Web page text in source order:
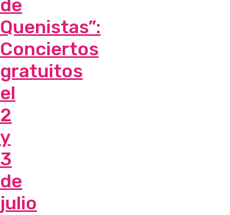
de
Quenistas”:
Conciertos
gratuitos
el
2
y
3
de
julio